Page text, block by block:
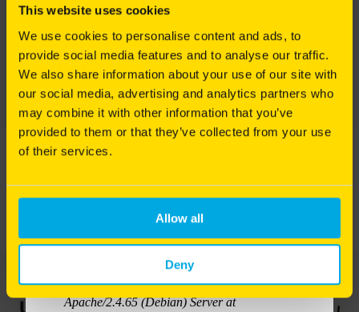
This website uses cookies
We use cookies to personalise content and ads, to
provide social media features and to analyse our traffic.
We also share information about your use of our site with
our social media, advertising and analytics partners who
may combine it with other information that you’ve
provided to them or that they’ve collected from your use
of their services.
Allow all
Deny
Autoréparation
TÉLÉCHARGER LA FICHE TECHNIQUE
préserver durablement la qualité du sol et
d'optimiser les bénéfices de la tonte, de l'arrosage
et de la fertilisation.
Pourquoi et comment intervenir mécaniquement
pour redonner vie à votre pelouse ? Alexis Neveu
vous explique les gestes techniques indispensables
pour entretenir un gazon sain et durable.
Bonne écoute à toutes et à tous !